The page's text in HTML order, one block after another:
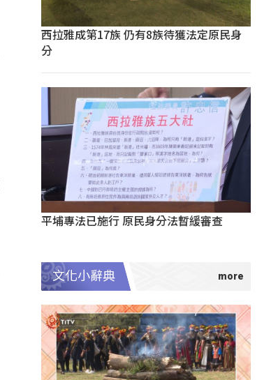
西拉雅成第17族 仍有8族待獲法定原民身
分
平埔專法已施行 原民身分法暫緩審查
文化小辭典